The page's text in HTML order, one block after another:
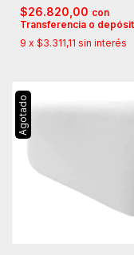
$26.820,00 con
Transferencia o
9 x $3.311,11 sin interés